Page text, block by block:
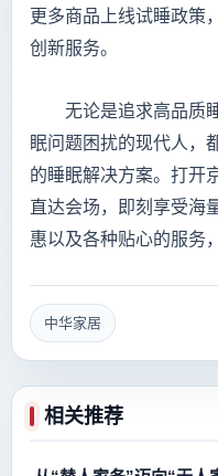
更多商品上线试睡政策
创新服务。
无论是追求高品质
眠问题困扰的现代人，
的睡眠解决方案。打开
直达会场，即刻享受海
惠以及各种贴心的服务
中华家居
相关推荐